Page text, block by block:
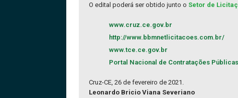
O edital poderá ser obtido junto o Setor de
www.cruz.ce.gov.br
http://www.bbmnetlicitacoes.com.br/
www.tce.ce.gov.br
Portal Nacional de Contratações
Cruz-CE, 26 de fevereiro de 2021.
Leonardo Bricio Viana Severiano